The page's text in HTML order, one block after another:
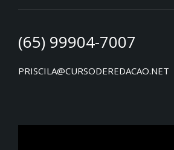
(65) 99904-7007
PRISCILA@CURSODEREDACAO.NET